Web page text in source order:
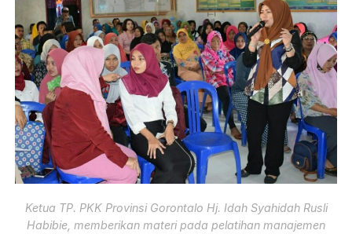
Ketua TP. PKK Provinsi Gorontalo Hj. Idah Syahidah Rusli
Habibie, memberikan materi pada pelatihan manajemen